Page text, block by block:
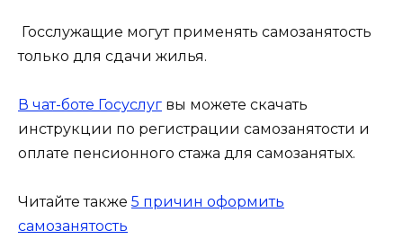
Госслужащие могут применять самозанятость
только для сдачи жилья.
В чат-боте Госуслуг вы можете скачать
инструкции по регистрации самозанятости и
оплате пенсионного стажа для самозанятых.
Читайте также 5 причин оформить
самозанятость